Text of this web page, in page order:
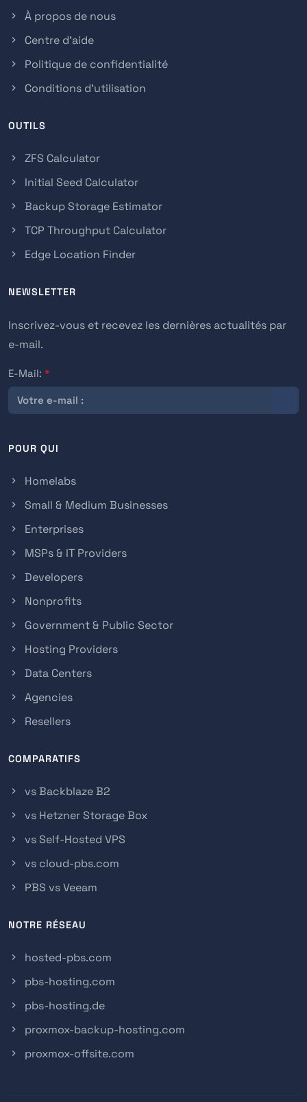
À propos de nous
Centre d'aide
Politique de confidentialité
Conditions d'utilisation
OUTILS
ZFS Calculator
Initial Seed Calculator
Backup Storage Estimator
TCP Throughput Calculator
Edge Location Finder
NEWSLETTER
Inscrivez-vous et recevez les dernières actualités par
e-mail.
E-Mail: *
POUR QUI
Homelabs
Small & Medium Businesses
Enterprises
MSPs & IT Providers
Developers
Nonprofits
Government & Public Sector
Hosting Providers
Data Centers
Agencies
Resellers
COMPARATIFS
vs Backblaze B2
vs Hetzner Storage Box
vs Self-Hosted VPS
vs cloud-pbs.com
PBS vs Veeam
NOTRE RÉSEAU
hosted-pbs.com
pbs-hosting.com
pbs-hosting.de
proxmox-backup-hosting.com
proxmox-offsite.com